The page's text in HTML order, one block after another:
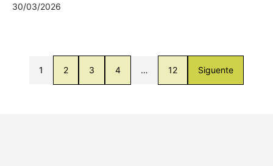
30/03/2026
1 2 3 4 … 12 Siguente